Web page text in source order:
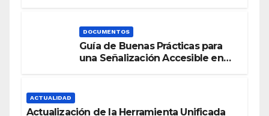
DOCUMENTOS
Guía de Buenas Prácticas para
una Señalización Accesible en
ACTUALIDAD
Actualización de la Herramienta Unificada